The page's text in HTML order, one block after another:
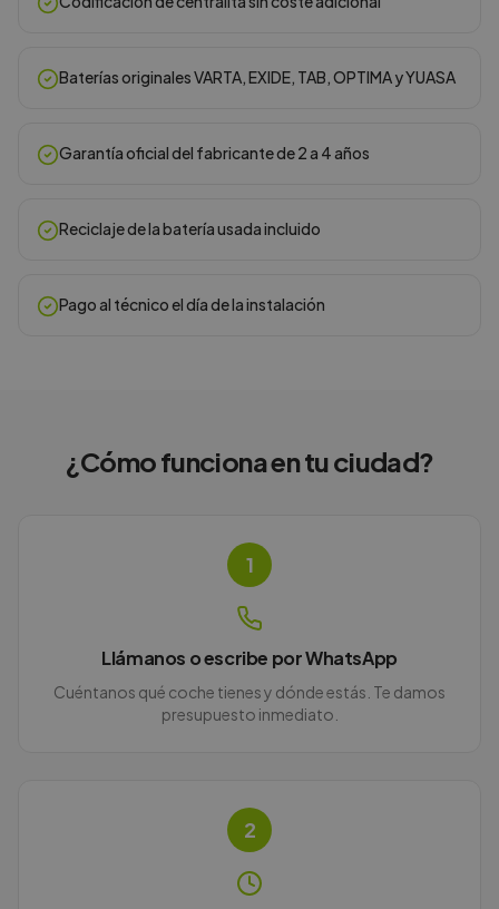
Baterías originales VARTA, EXIDE, TAB, OPTIMA y YUASA
Garantía oficial del fabricante de 2 a 4 años
Reciclaje de la batería usada incluido
Pago al técnico el día de la instalación
¿Cómo funciona entu ciudad?
1
Llámanos o escribe por WhatsApp
Cuéntanos qué coche tienes y dónde estás. Te damos
presupuesto inmediato.
2